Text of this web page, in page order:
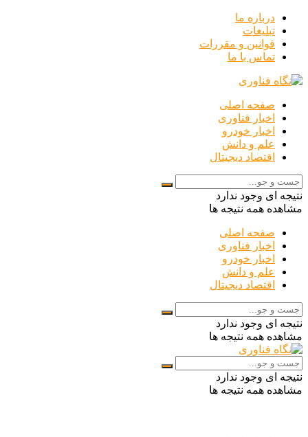
درباره ما
تبلیغات
قوانین و مقررات
تماس با ما
صفحه اصلی
اخبار فناوری
اخبار خودرو
علم و دانش
اقتصاد دیجیتال
نتیجه ای وجود ندارد
مشاهده همه نتیجه ها
صفحه اصلی
اخبار فناوری
اخبار خودرو
علم و دانش
اقتصاد دیجیتال
نتیجه ای وجود ندارد
مشاهده همه نتیجه ها
نتیجه ای وجود ندارد
مشاهده همه نتیجه ها